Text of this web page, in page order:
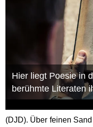
Hier liegt Poesie in
berühmte Literaten
(DJD). Über feinen